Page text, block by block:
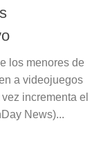
los menores de
a videojuegos
incrementa el
News)...